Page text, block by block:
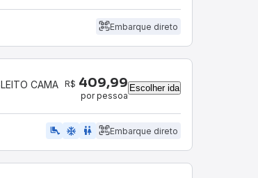
Embarque direto
LEITO CAMA R$ 409,99
por pessoa
Escolher ida
airline_seat_legroom_extra ac_unit wc Embarque direto